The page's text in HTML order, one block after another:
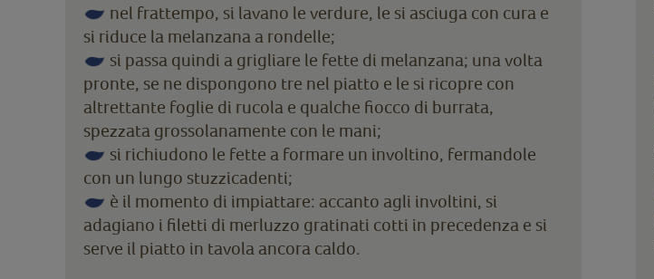
nel frattempo, si lavano le verdure, le si asciuga con cura e
si riduce la melanzana a rondelle;
si passa quindi a grigliare le fette di melanzana; una volta
pronte, se ne dispongono tre nel piatto e le si ricopre con
altrettante foglie di rucola e qualche fiocco di burrata,
spezzata grossolanamente con le mani;
si richiudono le fette a formare un involtino, fermandole
con un lungo stuzzicadenti;
è il momento di impiattare: accanto agli involtini, si
adagiano i filetti di merluzzo gratinati cotti in precedenza e si
serve il piatto in tavola ancora caldo.